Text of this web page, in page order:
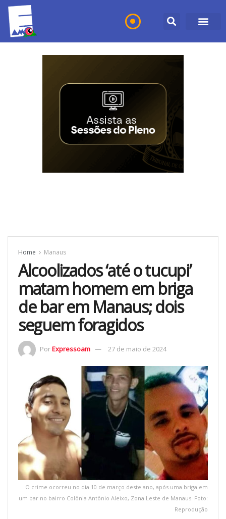
Home Manaus
Alcoolizados ‘até o tucupi’
matam homem em briga
de bar em Manaus; dois
seguem foragidos
PorExpressoam 27 de maio de 2024
O crime ocorreu no dia 10 de março deste ano, após uma briga em
um bar no bairro Colônia Antônio Aleixo, Zona Leste de Manaus. Foto:
Reprodução